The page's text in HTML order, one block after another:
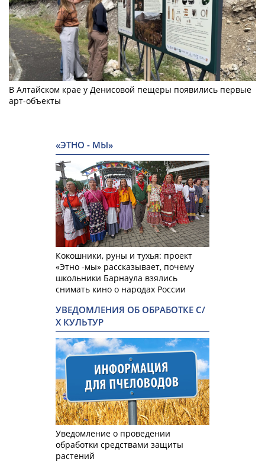
В Алтайском крае у Денисовой пещеры появились первые
арт-объекты
«ЭТНО - МЫ»
Кокошники, руны и тухья: проект
«Этно -мы» рассказывает, почему
школьники Барнаула взялись
снимать кино о народах России
УВЕДОМЛЕНИЯ ОБ ОБРАБОТКЕ С/
Х КУЛЬТУР
Уведомление о проведении
обработки средствами защиты
растений